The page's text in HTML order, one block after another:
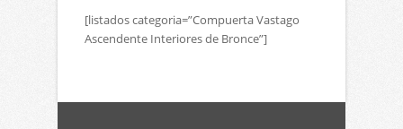
[listados categoria=”Compuerta Vastago
Ascendente Interiores de Bronce”]